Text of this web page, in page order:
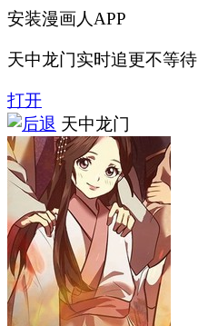
安装漫画人APP
天中龙门实时追更不等待
打开
天中龙门